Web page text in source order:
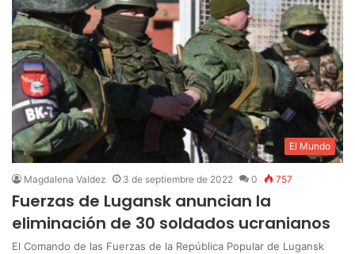
El Mundo
Magdalena Valdez 3 de septiembre de 2022 0 757
Fuerzas de Lugansk anuncian la
eliminación de 30 soldados ucranianos
El Comando de las Fuerzas de la República Popular de Lugansk